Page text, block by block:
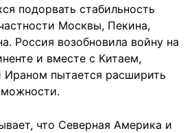
подорвать стабильность
Москвы, Пекина,
Россия возобновила войну на
и вместе с Китаем,
Ираном пытается расширить
что Северная Америка и